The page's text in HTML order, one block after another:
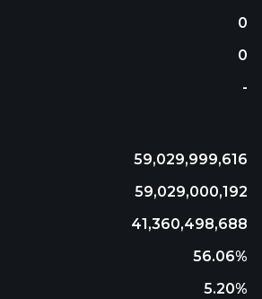
0
0
-
59,029,999,616
59,029,000,192
41,360,498,688
56.06%
5.20%